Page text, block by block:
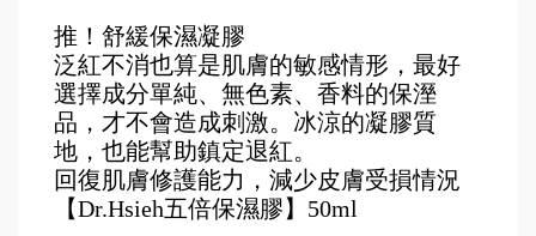
推！舒緩保濕凝膠
泛紅不消也算是肌膚的敏感情形，最好
選擇成分單純、無色素、香料的保溼
品，才不會造成刺激。冰涼的凝膠質
地，也能幫助鎮定退紅。
回復肌膚修護能力，減少皮膚受損情況
【Dr.Hsieh五倍保濕膠】50ml